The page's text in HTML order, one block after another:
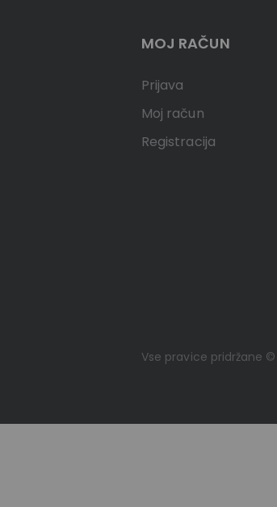
MOJ RAČUN
Prijava
Moj račun
Registracija
Vse pravice pridržane